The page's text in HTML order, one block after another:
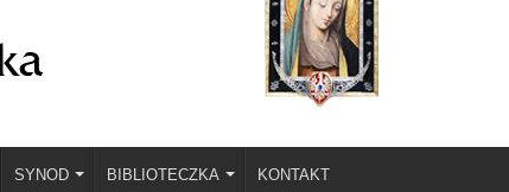
SYNOD BIBLIOTECZKA KONTAKT